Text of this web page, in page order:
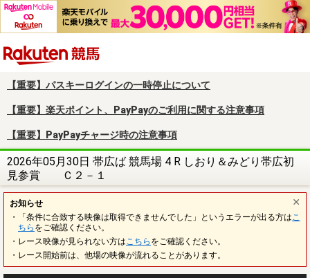
【重要】パスキーログインの一時停止について
【重要】楽天ポイント、PayPayのご利用に関する注意事項
【重要】PayPayチャージ時の注意事項
2026年05月30日 帯広ば 競馬場 4 R しおり＆みどり帯広初
見参賞 Ｃ２－１
お知らせ
・「条件に合致する映像は取得できませんでした」というエラーが出る方は こ
ちら をご確認ください。
・レース映像が見られない方は こちら をご確認ください。
・レース開始前は、他場の映像が流れることがあります。